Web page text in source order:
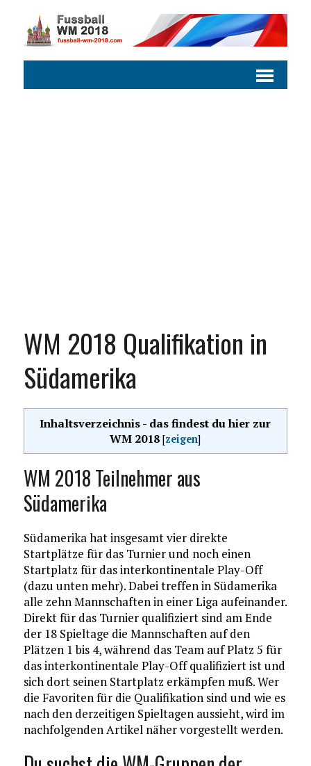
WM 2018 Qualifikation in
Südamerika
Inhaltsverzeichnis - das findest du hier zur
WM 2018 [zeigen]
WM 2018 Teilnehmer aus
Südamerika
Südamerika hat insgesamt vier direkte
Startplätze für das Turnier und noch einen
Startplatz für das interkontinentale Play-Off
(dazu unten mehr). Dabei treffen in Südamerika
alle zehn Mannschaften in einer Liga aufeinander.
Direkt für das Turnier qualifiziert sind am Ende
der 18 Spieltage die Mannschaften auf den
Plätzen 1 bis 4, während das Team auf Platz 5 für
das interkontinentale Play-Off qualifiziert ist und
sich dort seinen Startplatz erkämpfen muß. Wer
die Favoriten für die Qualifikation sind und wie es
nach den derzeitigen Spieltagen aussieht, wird im
nachfolgenden Artikel näher vorgestellt werden.